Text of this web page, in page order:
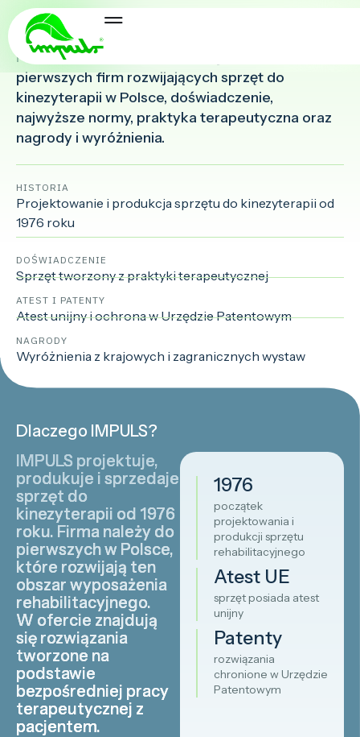
Referencje
Historia IMPULS od 1976 roku, jedna z
pierwszych firm rozwijających sprzęt do
kinezyterapii w Polsce, doświadczenie,
najwyższe normy, praktyka terapeutyczna oraz
nagrody i wyróżnienia.
HISTORIA
Projektowanie i produkcja sprzętu do kinezyterapii od
1976 roku
DOŚWIADCZENIE
Sprzęt tworzony z praktyki terapeutycznej
ATEST I PATENTY
Atest unijny i ochrona w Urzędzie Patentowym
NAGRODY
Wyróżnienia z krajowych i zagranicznych wystaw
Dlaczego IMPULS?
IMPULS projektuje,
produkuje i sprzedaje
sprzęt do
kinezyterapii od 1976
roku. Firma należy do
pierwszych w Polsce,
które rozwijają ten
obszar wyposażenia
rehabilitacyjnego.
W ofercie znajdują
się rozwiązania
tworzone na
podstawie
bezpośredniej pracy
terapeutycznej z
pacjentem.
1976
początek
projektowania i
produkcji sprzętu
rehabilitacyjnego
Atest UE
sprzęt posiada atest
unijny
Patenty
rozwiązania
chronione w Urzędzie
Patentowym